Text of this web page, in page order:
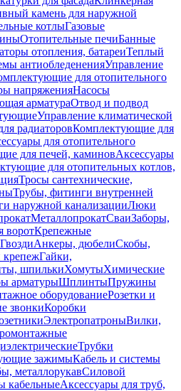
камень для наружной
котлыГазовые
Отопительные печиБанные
отопления, батареиТеплый
антиобледененияУправление
для отопительного
напряженияНасосы
арматураОтвод и подвод
Управление климатической
радиаторовКомплектующие для
для отопительного
для печей, каминовАксессуары
для отопительных котлов,
Тросы сантехнические,
Трубы, фитинги внутренней
наружной канализацииЛюки
МеталлопрокатСваиЗаборы,
воротКрепежные
ГвоздиАнкеры, дюбелиСкобы,
Гайки,
шпилькиХомутыХимические
арматурыШплинтыПружины
оборудованиеРозетки и
звонкиКоробки
ЭлектропатроныВилки,
Трубки
зажимыКабель и системы
металлорукавСиловой
кабельныеАксессуары для труб,